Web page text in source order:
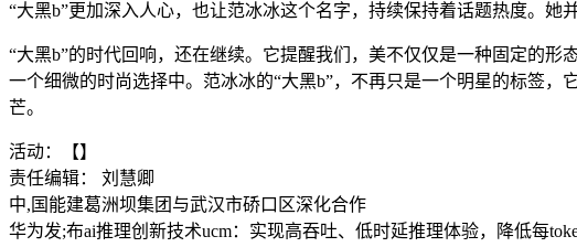
“大黑b”更加深入人心，也让范冰冰这个名字，持续保持着话题热度。她
“大黑b”的时代回响，还在继续。它提醒我们，美不仅仅是一种固定的
一个细微的时尚选择中。范冰冰的“大黑b”，不再只是一个明星的标签
芒。
活动：【】
责任编辑： 刘慧卿
中,国能建葛洲坝集团与武汉市硚口区深化合作
华为发;布ai推理创新技术ucm：实现高吞吐、低时延推理体验，降低每